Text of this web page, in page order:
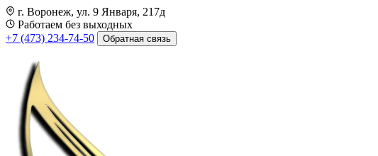
г. Воронеж, ул. 9 Января, 217д
Работаем без выходных
+7 (473) 234-74-50
Обратная связь